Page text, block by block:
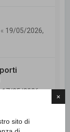
×
sito di
« 19/05/2026,
17/05/2026,